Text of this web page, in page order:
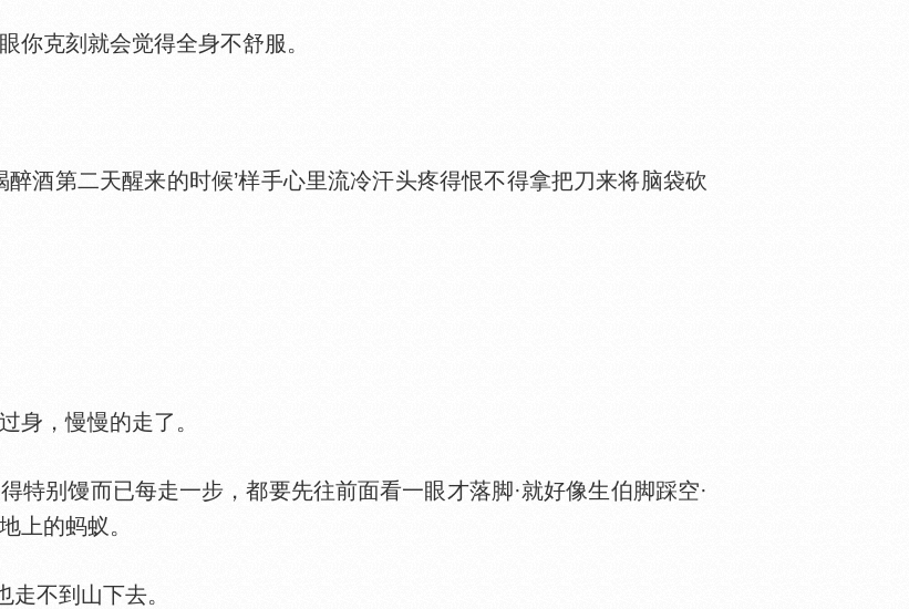
克刻就会觉得全身不舒服。
第二天醒来的时候’样手心里流冷汗头疼得恨不得拿把刀来将脑袋砍
身，慢慢的走了。
别馒而已每走一步，都要先往前面看一眼才落脚·就好像生伯脚踩空·
上的蚂蚁。
不到山下去。